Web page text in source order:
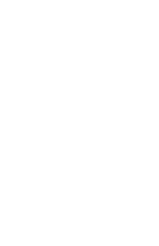
sa 2 figure/02670